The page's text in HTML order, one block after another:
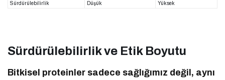
Sürdürülebilirlik
Düşük Yüksek
Sürdürülebilirlik ve Etik Boyutu
Bitkisel proteinler sadece sağlığımız değil, aynı